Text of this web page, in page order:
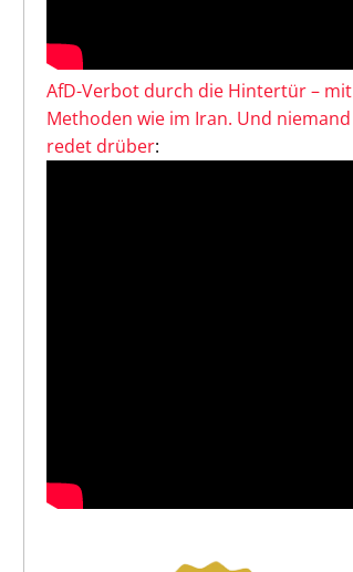
AfD-Verbot durch die Hintertür – mit
Methoden wie im Iran. Und niemand
redet drüber: